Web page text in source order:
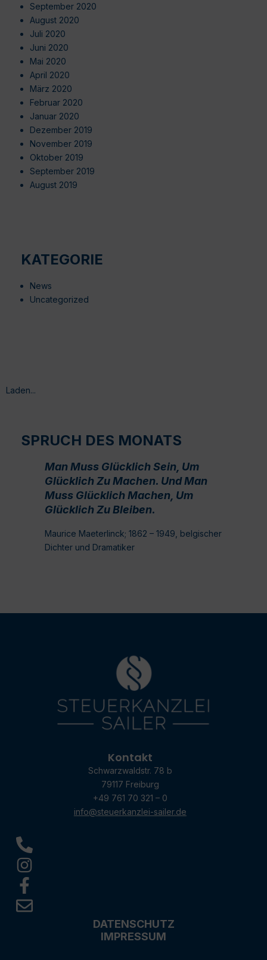
September 2020
August 2020
Juli 2020
Juni 2020
Mai 2020
April 2020
März 2020
Februar 2020
Januar 2020
Dezember 2019
November 2019
Oktober 2019
September 2019
August 2019
KATEGORIE
News
Uncategorized
Laden...
SPRUCH DES MONATS
Man Muss Glücklich Sein, Um
Glücklich Zu Machen. Und Man
Muss Glücklich Machen, Um
Glücklich Zu Bleiben.
Maurice Maeterlinck; 1862 – 1949, belgischer
Dichter und Dramatiker
Kontakt
Schwarzwaldstr. 78 b
79117 Freiburg
+49 761 70 321 – 0
info@steuerkanzlei-sailer.de
DATENSCHUTZ
IMPRESSUM